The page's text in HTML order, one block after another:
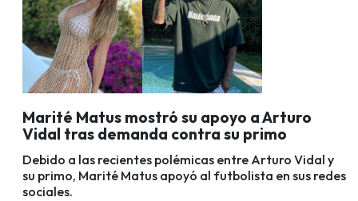
Marité Matus mostró su apoyo a Arturo
Vidal tras demanda contra su primo
Debido a las recientes polémicas entre Arturo Vidal y
su primo, Marité Matus apoyó al futbolista en sus redes
sociales.